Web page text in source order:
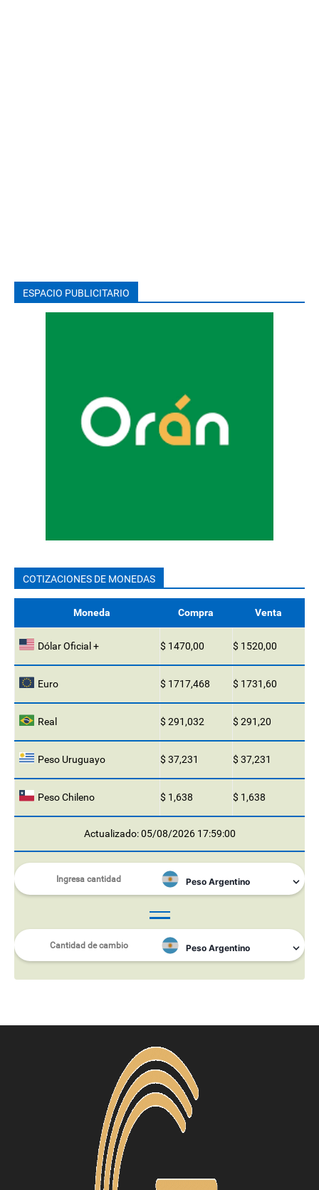
ESPACIO PUBLICITARIO
COTIZACIONES DE MONEDAS
Moneda Compra Venta
Dólar Oficial + $ 1470,00 $ 1520,00
Euro $ 1717,468 $ 1731,60
Real $ 291,032 $ 291,20
Peso Uruguayo $ 37,231 $ 37,231
Peso Chileno $ 1,638 $ 1,638
Actualizado: 05/08/2026 17:59:00